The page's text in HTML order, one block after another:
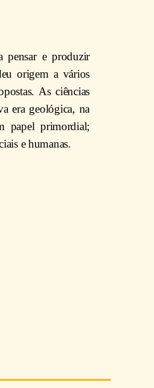
pensar e produzir
origem a vários
As ciências
era geológica, na
papel primordial;
e humanas.